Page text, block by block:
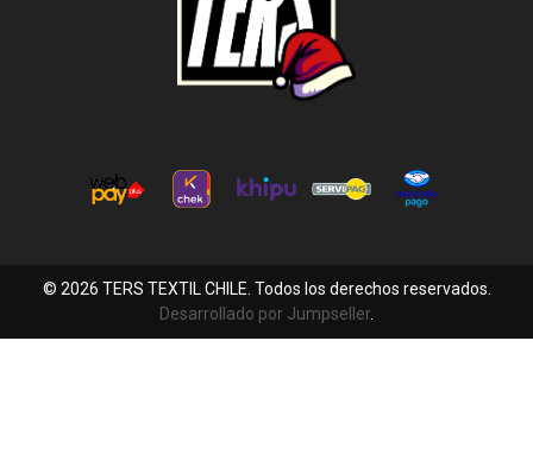
© 2026 TERS TEXTIL CHILE. Todos los derechos reservados.
Desarrollado por Jumpseller.